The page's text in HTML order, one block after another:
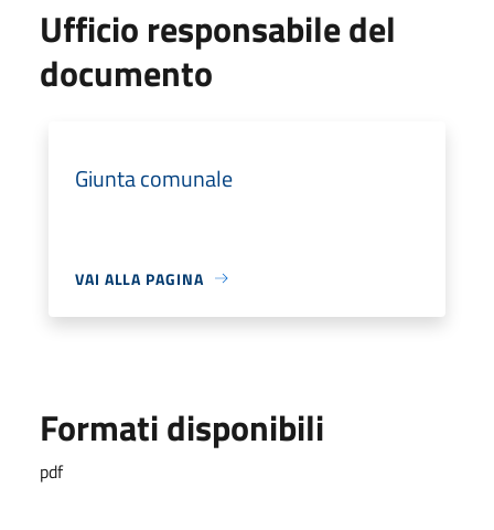
Ufficio responsabile del
documento
Giunta comunale
VAI ALLA PAGINA
Formati disponibili
pdf